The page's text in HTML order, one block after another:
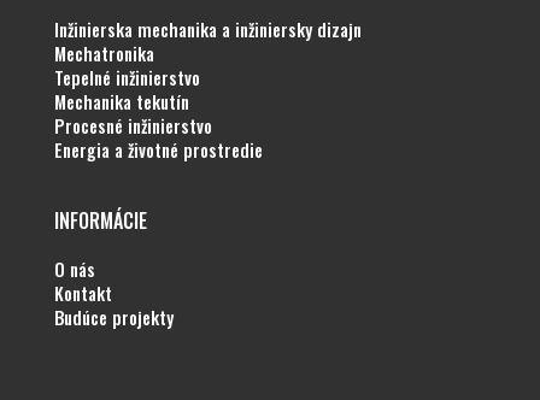
inžinierska mechanika a inžiniersky dizajn
mechatronika
tepelné inžinierstvo
mechanika tekutín
procesné inžinierstvo
energia a životné prostredie
INFORMÁCIE
o nás
kontakt
budúce projekty